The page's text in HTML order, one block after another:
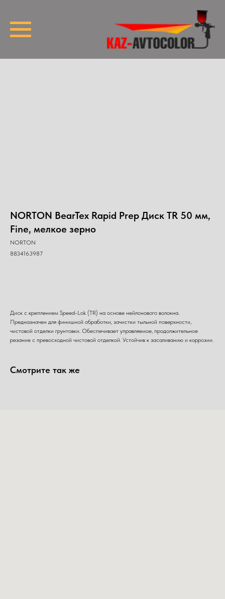
NORTON BearTex Rapid Prep Диск TR 50 мм,
Fine, мелкое зерно
NORTON
8834163987
Диск с креплением Speed-Lok (TR) на основе нейлонового волокна.
Предназначен для финишной обработки, зачистки тыльной поверхности,
чистовой отделки грунтовки. Обеспечивает управляемое, продолжительное
резание с превосходной чистовой отделкой. Устойчив к засаливанию и коррозии.
Смотрите так же